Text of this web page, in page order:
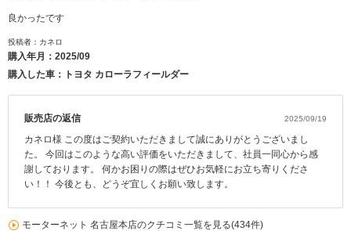
良かったです
投稿者：カネロ
購入年月： 2025/09
購入した車：トヨタ カローラフィールダー
販売店の返信 2025/09/19
カネロ様 この度はご契約いただきまして誠にありがとうございまし
た。 今回はこのような高い評価をいただきまして、社員一同心から感
謝しております。 何かお困りの際はぜひお気軽にお立ち寄りくださ
い！！ 今後とも、どうぞ宜しくお願い致します。
モーターネット 名古屋本店のクチコミ一覧を見る(434件)